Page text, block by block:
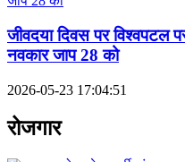
जीवदया दिवस पर विश्वपटल
नवकार जाप 28 को
2026-05-23 17:04:51
रोजगार